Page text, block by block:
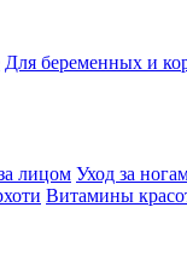
Для беременных и
лицом Уход за
Витамины